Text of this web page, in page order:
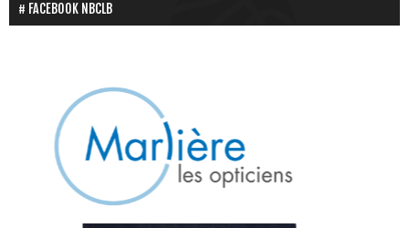
FACEBOOK NBCLB